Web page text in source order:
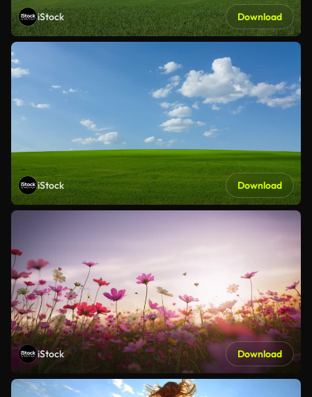
iStock Download
iStock Download
iStock Download